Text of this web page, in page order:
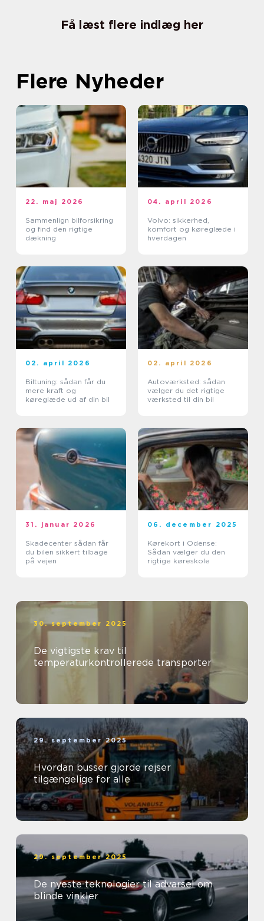
Få læst flere indlæg her
Flere Nyheder
22. maj 2026
Sammenlign bilforsikring
og find den rigtige
dækning
04. april 2026
Volvo: sikkerhed,
komfort og køreglæde i
hverdagen
02. april 2026
Biltuning: sådan får du
mere kraft og
køreglæde ud af din bil
02. april 2026
Autoværksted: sådan
vælger du det rigtige
værksted til din bil
31. januar 2026
Skadecenter sådan får
du bilen sikkert tilbage
på vejen
06. december 2025
Kørekort i Odense:
Sådan vælger du den
rigtige køreskole
30. september 2025
De vigtigste krav til
temperaturkontrollerede transporter
29. september 2025
Hvordan busser gjorde rejser
tilgængelige for alle
29. september 2025
De nyeste teknologier til advarsel om
blinde vinkler